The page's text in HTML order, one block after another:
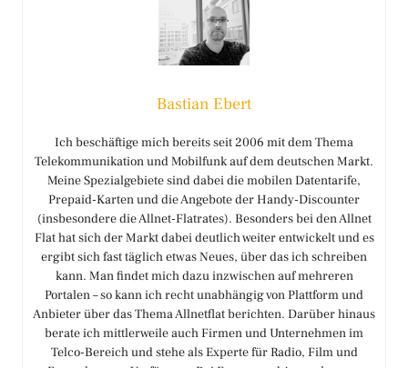
Bastian Ebert
Ich beschäftige mich bereits seit 2006 mit dem Thema
Telekommunikation und Mobilfunk auf dem deutschen Markt.
Meine Spezialgebiete sind dabei die mobilen Datentarife,
Prepaid-Karten und die Angebote der Handy-Discounter
(insbesondere die Allnet-Flatrates). Besonders bei den Allnet
Flat hat sich der Markt dabei deutlich weiter entwickelt und es
ergibt sich fast täglich etwas Neues, über das ich schreiben
kann. Man findet mich dazu inzwischen auf mehreren
Portalen – so kann ich recht unabhängig von Plattform und
Anbieter über das Thema Allnetflat berichten. Darüber hinaus
berate ich mittlerweile auch Firmen und Unternehmen im
Telco-Bereich und stehe als Experte für Radio, Film und